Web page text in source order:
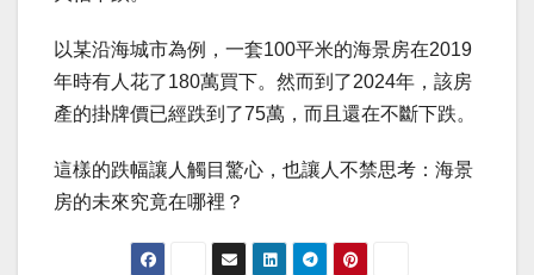
以某沿海城市為例，一套100平米的海景房在2019
年時有人花了180萬買下。然而到了2024年，該房
產的掛牌價已經跌到了75萬，而且還在不斷下跌。
這樣的跌幅讓人觸目驚心，也讓人不禁思考：海景
房的未來究竟在哪裡？